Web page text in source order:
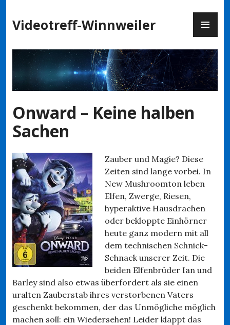
Inhalt
springen
Videotreff-Winnweiler
Onward – Keine halben
Sachen
Zauber und Magie? Diese
Zeiten sind lange vorbei. In
New Mushroomton leben
Elfen, Zwerge, Riesen,
hyperaktive Hausdrachen
oder bekloppte Einhörner
heute ganz modern mit all
dem technischen Schnick-
Schnack unserer Zeit. Die
beiden Elfenbrüder Ian und
Barley sind also etwas überfordert als sie einen
uralten Zauberstab ihres verstorbenen Vaters
geschenkt bekommen, der das Unmögliche möglich
machen soll: ein Wiedersehen! Leider klappt das